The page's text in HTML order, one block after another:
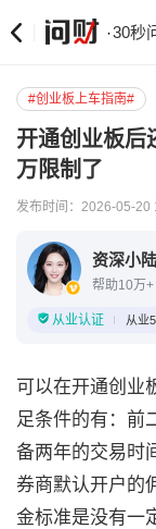
·30秒
#创业板上车指南#
开通创业板后
万限制了
发布时间：2026-05-20
资深小
帮助10万+
从业认证 从业
可以在开通创业
足条件的有：前
备两年的交易时
券商默认开户的
金标准是没有一